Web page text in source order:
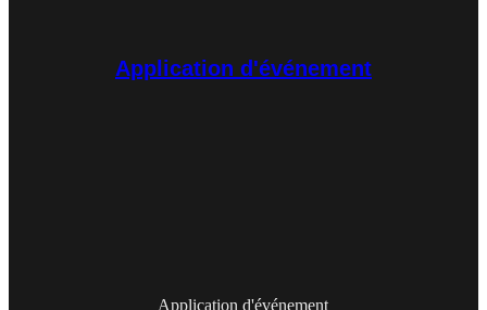
Application d'événement
Application d'événement